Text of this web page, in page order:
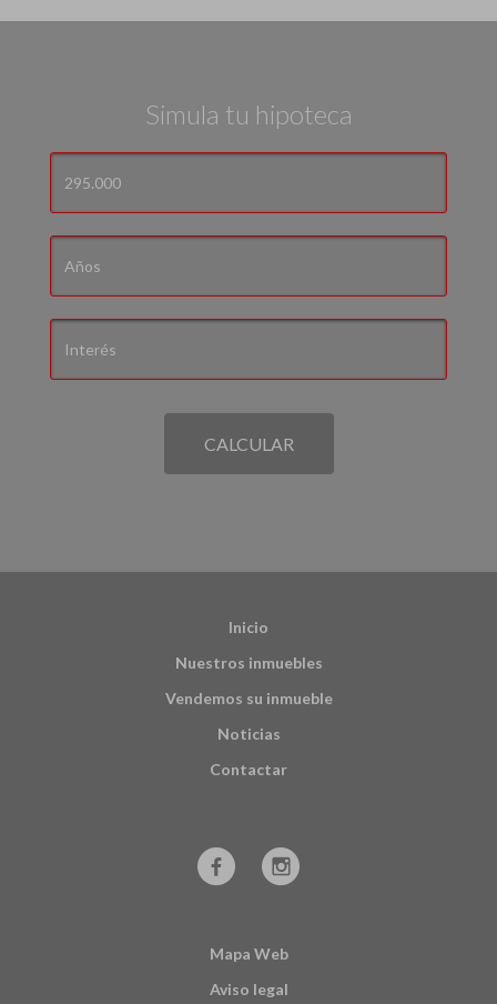
Simula tu hipoteca
CALCULAR
Inicio
Nuestros inmuebles
Vendemos su inmueble
Noticias
Contactar
Mapa Web
Aviso legal